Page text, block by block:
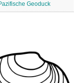
Geoduck